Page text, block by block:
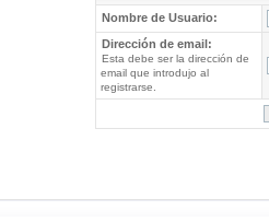
Nombre de Usuario:
Dirección de email:
Esta debe ser la dirección de
email que introdujo al
registrarse.